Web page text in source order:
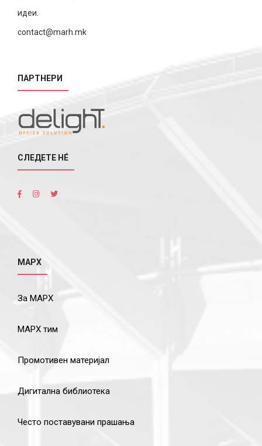
идеи.
contact@marh.mk
ПАРТНЕРИ
СЛЕДЕТЕ НÉ
МАРХ
За МАРХ
МАРХ тим
Промотивен материјал
Дигитална библиотека
Често поставувани прашања